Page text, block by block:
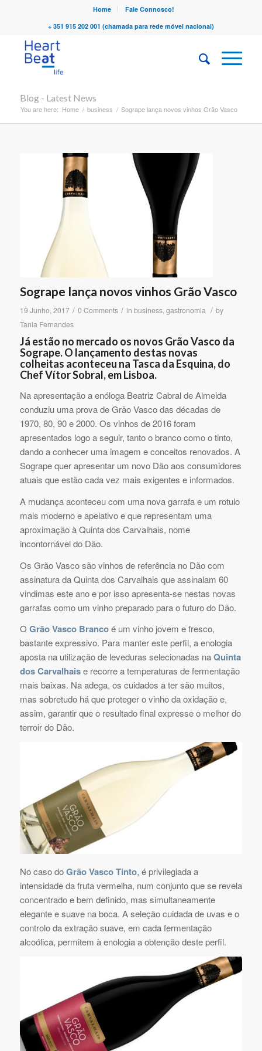
Home
Fale Connosco!
+ 351 915 202 001 (chamada para rede móvel nacional)
Blog - Latest News
You are here: Home / business / Sogrape lança novos vinhos Grão Vasco
Sogrape lança novos vinhos Grão Vasco
19 Junho, 2017 / 0 Comments / in business, gastronomia / by
Tania Fernandes
Já estão no mercado os novos Grão Vasco da
Sogrape. O lançamento destas novas
colheitas aconteceu na Tasca da Esquina, do
Chef Vítor Sobral, em Lisboa.
Na apresentação a enóloga Beatriz Cabral de Almeida
conduziu uma prova de Grão Vasco das décadas de
1970, 80, 90 e 2000. Os vinhos de 2016 foram
apresentados logo a seguir, tanto o branco como o tinto,
dando a conhecer uma imagem e conceitos renovados. A
Sogrape quer apresentar um novo Dão aos consumidores
atuais que estão cada vez mais exigentes e informados.
A mudança aconteceu com uma nova garrafa e um rotulo
mais moderno e apelativo e que representam uma
aproximação à Quinta dos Carvalhais, nome
incontornável do Dão.
Os Grão Vasco são vinhos de referência no Dão com
assinatura da Quinta dos Carvalhais que assinalam 60
vindimas este ano e por isso apresenta-se nestas novas
garrafas como um vinho preparado para o futuro do Dão.
O Grão Vasco Brancoé um vinho jovem e fresco,
bastante expressivo. Para manter este perfil, a enologia
aposta na utilização de leveduras selecionadas naQuinta
dos Carvalhaise recorre a temperaturas de fermentação
mais baixas. Na adega, os cuidados a ter são muitos,
mas sobretudo há que proteger o vinho da oxidação e,
assim, garantir que o resultado final expresse o melhor do
terroir do Dão.
No caso doGrão Vasco Tinto, é privilegiada a
intensidade da fruta vermelha, num conjunto que se revela
concentrado e bem definido, mas simultaneamente
elegante e suave na boca. A seleção cuidada de uvas e o
controlo da extração suave, em cada fermentação
alcoólica, permitem à enologia a obtenção deste perfil.